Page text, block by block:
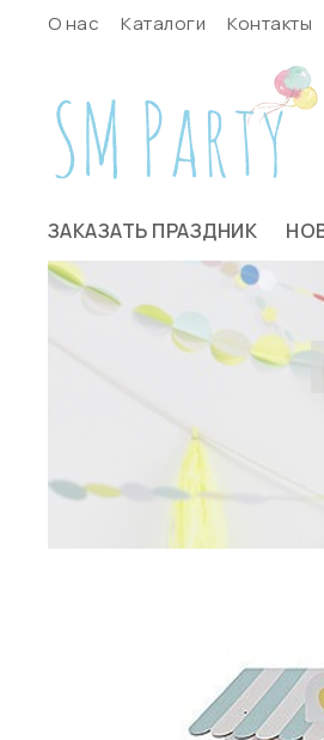
О нас Каталоги Контакты
ЗАКАЗАТЬ ПРАЗДНИК